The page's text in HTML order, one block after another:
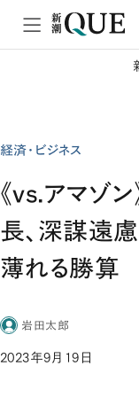
経済・ビジネス
《vs.アマゾ
長、深謀遠
薄れる勝算
岩田太郎
2023年9月19日